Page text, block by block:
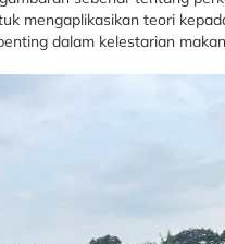
mengaplikasikan teori
dalam kelestarian